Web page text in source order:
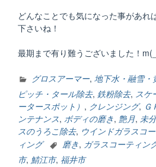
どんなことでも気になった事があれ
下さいね！
最期まで有り難うございました！
グロスアーマー, 地下水・融雪・
ピッチ・タール除去, 鉄粉除去, スケ
ータースポット） , クレンジング, Ｇ
ンテナンス, ボディの磨き, 艶月, 未
スのうろこ除去, ウインドガラスコ
ィング
磨き, ガラスコーティン
市, 鯖江市, 福井市